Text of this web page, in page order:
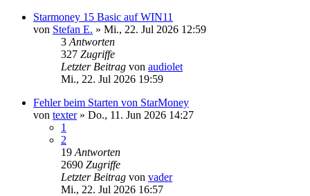
Starmoney 15 Basic auf WIN11
von Stefan E. » Mi., 22. Jul 2026 12:59
3 Antworten
327 Zugriffe
Letzter Beitrag von audiolet
Mi., 22. Jul 2026 19:59
Fehler beim Starten von StarMoney
von texter» Do., 11. Jun 2026 14:27
1
2
19 Antworten
2690 Zugriffe
Letzter Beitrag von vader
Mi., 22. Jul 2026 16:57